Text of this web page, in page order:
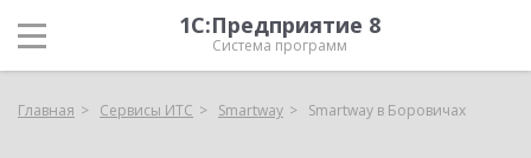
1С:Предприятие 8
Система программ
Главная Сервисы ИТС Smartway Smartway в Боровичах